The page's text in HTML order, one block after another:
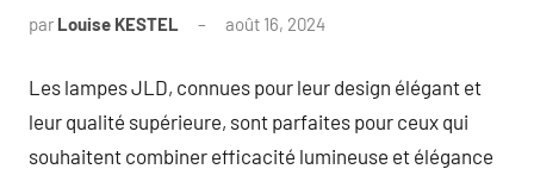
par Louise KESTEL août 16, 2024
Les lampes JLD, connues pour leur design élégant et
leur qualité supérieure, sont parfaites pour ceux qui
souhaitent combiner efficacité lumineuse et élégance